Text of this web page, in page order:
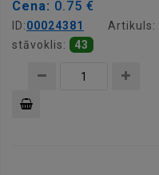
Cena: 0.75 €
ID:00024381 Artikuls:
stāvoklis:
43